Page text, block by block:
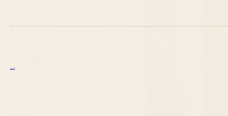
курс excel